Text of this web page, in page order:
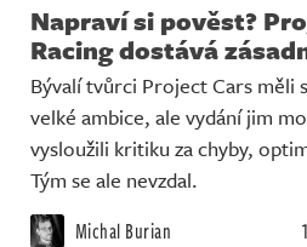
Napraví si pověst?
Racing dostává
Bývalí tvůrci Project Cars měli
velké ambice, ale vydání jim
vysloužili kritiku za chyby,
Tým se ale nevzdal.
Michal Burian